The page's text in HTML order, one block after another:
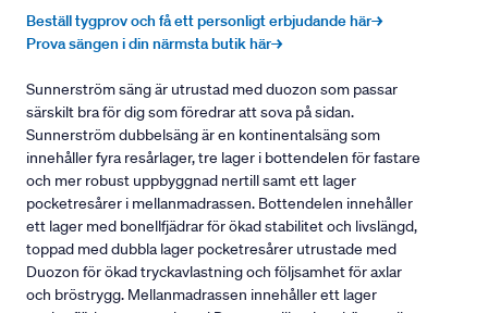
Beställ tygprov och få ett personligt erbjudande här→
Prova sängen i din närmsta butik här→
Sunnerström säng är utrustad med duozon som passar
särskilt bra för dig som föredrar att sova på sidan.
Sunnerström dubbelsäng är en kontinentalsäng som
innehåller fyra resårlager, tre lager i bottendelen för fastare
och mer robust uppbyggnad nertill samt ett lager
pocketresårer i mellanmadrassen. Bottendelen innehåller
ett lager med bonellfjädrar för ökad stabilitet och livslängd,
toppad med dubbla lager pocketresårer utrustade med
Duozon för ökad tryckavlastning och följsamhet för axlar
och bröstrygg. Mellanmadrassen innehåller ett lager